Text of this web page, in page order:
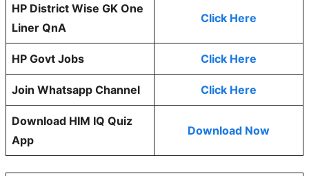
HP District Wise GK One
Liner QnA
Click Here
HP Govt Jobs Click Here
Join Whatsapp Channel Click Here
Download HIM IQ Quiz
App
Download Now